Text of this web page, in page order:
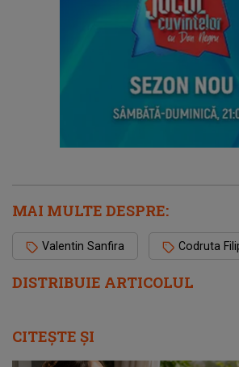
DISTRIBUIE ARTICOLUL
MAI MULTE DESPRE:
Valentin Sanfira Codruta
CITEȘTE ȘI